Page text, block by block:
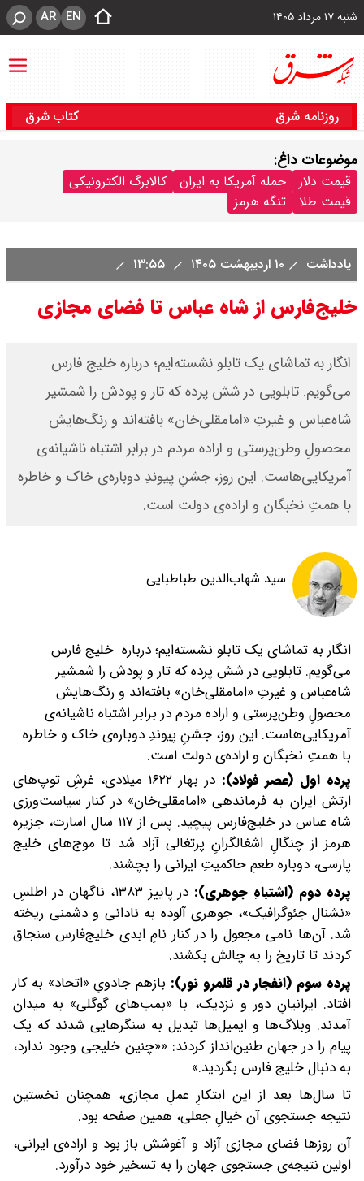
شنبه ۱۷ مرداد ۱۴۰۵ EN
AR
روزنامه شرق کتاب شرق
موضوعات داغ:
قیمت دلار حمله آمریکا به ایران
کالابرگ الکترونیکی
قیمت طلا
تنگه هرمز
یادداشت ۱۰ اردیبهشت ۱۴۰۵
خلیج‌فارس از شاه عباس تا فضای مجازی
انگار به تماشای یک تابلو نشسته‌ایم؛ درباره خلیج فارس
می‌گویم. تابلویی در شش پرده که تار و پودش را شمشیر
شاه‌عباس و غیرتِ «امامقلی‌خان» بافته‌اند و رنگ‌هایش
محصولِ وطن‌پرستی و اراده مردم در برابر اشتباه ناشیانه‌ی
آمریکایی‌هاست. این روز، جشنِ پیوندِ دوباره‌ی خاک و خاطره
با همتِ نخبگان و اراده‌ی دولت است.
سید شهاب‌الدین طباطبایی
انگار به تماشای یک تابلو نشسته‌ایم؛ درباره خلیج فارس
می‌گویم. تابلویی در شش پرده که تار و پودش را شمشیر
شاه‌عباس و غیرتِ «امامقلی‌خان» بافته‌اند و رنگ‌هایش
محصولِ وطن‌پرستی و اراده مردم در برابر اشتباه ناشیانه‌ی
آمریکایی‌هاست. این روز، جشنِ پیوندِ دوباره‌ی خاک و خاطره
با همتِ نخبگان و اراده‌ی دولت است.
پرده اول (عصر فولاد):
در بهار ۱۶۲۲ میلادی، غرشِ توپ‌های
ارتش ایران به فرماندهی «امامقلی‌خان» در کنار سیاست‌ورزی
شاه عباس در خلیج‌فارس پیچید. پس از ۱۱۷ سال اسارت، جزیره
هرمز از چنگالِ اشغالگرانِ پرتغالی آزاد شد تا موج‌های خلیج
پارسی، دوباره طعمِ حاکمیتِ ایرانی را بچشند.
پرده دوم (اشتباهِ جوهری):
در پاییز ۱۳۸۳، ناگهان در اطلسِ
«نشنال جئوگرافیک»، جوهری آلوده به نادانی و دشمنی ریخته
شد. آن‌ها نامی مجعول را در کنار نامِ ابدی خلیج‌فارس سنجاق
کردند تا تاریخ را به چالش بکشند.
پرده سوم (انفجار در قلمرو نور): بازهم جادویِ «اتحاد» به کار
افتاد. ایرانیانِ دور و نزدیک، با «بمب‌های گوگلی» به میدان
آمدند. وبلاگ‌ها و ایمیل‌ها تبدیل به سنگرهایی شدند که یک
پیام را در جهان طنین‌انداز کردند: ««چنین خلیجی وجود ندارد،
به دنبال خلیج فارس بگردید.»
تا سال‌ها بعد از این ابتکارِ عملِ مجازی، همچنان نخستین
نتیجه جستجوی آن خیالِ جعلی، همین صفحه بود.
آن روزها فضای مجازی آزاد و آغوشش باز بود و اراده‌ی ایرانی،
اولین نتیجه‌ی جستجوی جهان را به تسخیر خود درآورد.